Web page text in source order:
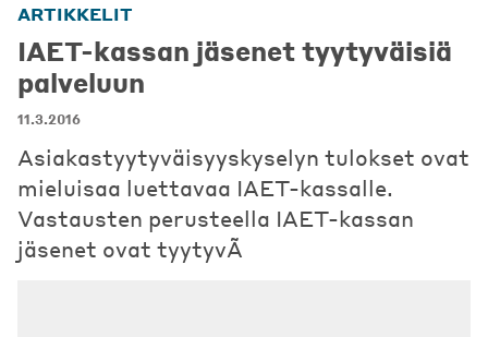
ARTIKKELIT
IAET-kassan jäsenet tyytyväisiä
palveluun
11.3.2016
Asiakastyytyväisyyskyselyn tulokset ovat
mieluisaa luettavaa IAET-kassalle.
Vastausten perusteella IAET-kassan
jäsenet ovat tyytyvÃ